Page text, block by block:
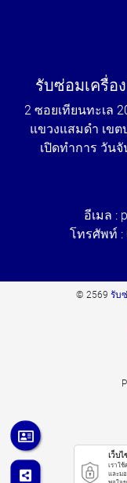
รับซ่อมเครื่อ
2 ซอยเทียนทะเล
แขวงแสมดำ เขต
เปิดทำการ วันจั
อีเมล :
โทรศัพท์ :
© 2569รับ
เว็บ
เราใ
และม